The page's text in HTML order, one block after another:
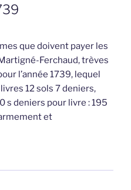
que doivent payer les
Ferchaud, trèves
l’année 1739, lequel
12 sols 7 deniers,
s deniers pour livre : 195
et